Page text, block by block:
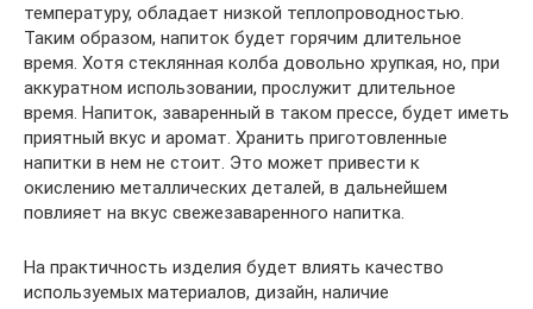
температуру, обладает низкой теплопроводностью.
Таким образом, напиток будет горячим длительное
время. Хотя стеклянная колба довольно хрупкая, но, при
аккуратном использовании, прослужит длительное
время. Напиток, заваренный в таком прессе, будет иметь
приятный вкус и аромат. Хранить приготовленные
напитки в нем не стоит. Это может привести к
окислению металлических деталей, в дальнейшем
повлияет на вкус свежезаваренного напитка.
На практичность изделия будет влиять качество
используемых материалов, дизайн, наличие